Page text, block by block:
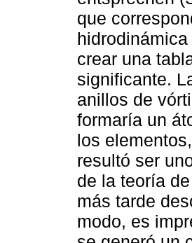
que
crear una
significante.
anillos de
formaría un
los
resultó ser
de la teoría
más tarde
modo, es